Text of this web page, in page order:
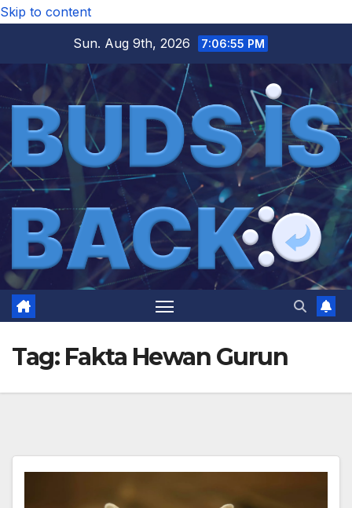
Skip to content
Sun. Aug 9th, 2026
7:06:55 PM
Tag: Fakta Hewan Gurun